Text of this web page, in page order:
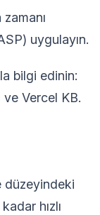
uygulayın.
bilgi edinin:
ve Vercel KB.
düzeyindeki
hızlı